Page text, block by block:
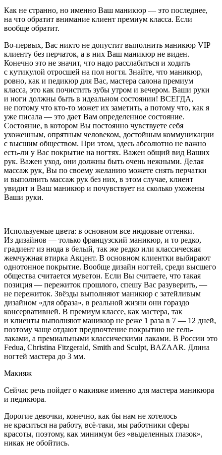
Как не странно, но именно Ваш маникюр — это последнее,
на что обратит внимание клиент премиум класса. Если
вообще обратит.
Во-первых, Вас никто не допустит выполнить маникюр VIP
клиенту без перчаток, а в них Ваш маникюр не виден.
Конечно это не значит, что надо расслабиться и ходить
с кутикулой отросшей на пол ногтя. Знайте, что маникюр,
ровно, как и педикюр для Вас, мастера салона премиум
класса, это как почистить зубы утром и вечером. Ваши руки
и ноги должны быть в идеальном состоянии! ВСЕГДА,
не потому что кто-то может их заметить, а потому что, как я
уже писала — это дает Вам определенное состояние.
Состояние, в котором Вы постоянно чувствуете себя
ухоженным, опрятным человеком, достойным коммуникации
с высшим обществом. При этом, здесь абсолютно не важно
есть-ли у Вас покрытие на ногтях. Важен общий вид Ваших
рук. Важен уход, они должны быть очень нежными. Делая
массаж рук, Вы по своему желанию можете снять перчатки
и выполнить массаж рук без них, в этом случае, клиент
увидит и Ваш маникюр и почувствует на сколько ухожены
Ваши руки.
Используемые цвета: в основном все нюдовые оттенки.
Из дизайнов — только французский маникюр, и то редко,
градиент из нюда в белый, так же редко или классическая
жемчужная втирка Акцент. В основном клиентки выбирают
однотонное покрытие. Вообще дизайн ногтей, среди высшего
общества считается муветон. Если Вы считаете, что такая
позиция — пережиток прошлого, спешу Вас разуверить, —
не пережиток. Звёзды выполняют маникюр с затейливым
дизайном «для образа», в реальной жизни они гораздо
консервативней. В премиум классе, как мастера, так
и клиенты выполняют маникюр не реже 1 раза в 7 — 12 дней,
поэтому чаще отдают предпочтение покрытию не гель-
лаками, а премиальными классическими лаками. В России это
Fedua, Christina Fitzgerald, Smith and Sculpt, BAZAAR. Длина
ногтей мастера до 3 мм.
Макияж
Сейчас речь пойдет о макияже именно для мастера маникюра
и педикюра.
Дорогие девочки, конечно, как бы нам не хотелось
не краситься на работу, всё-таки, мы работники сферы
красоты, поэтому, как минимум без «выделенных глазок»,
никак не обойтись.